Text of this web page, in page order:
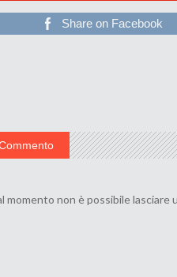
Share on Facebook
momento non è possibile lasciare